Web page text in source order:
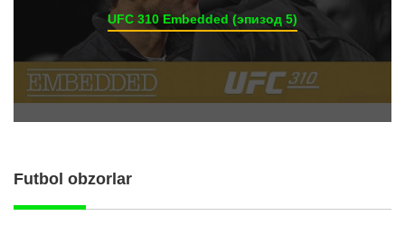
UFC 310 Embedded (эпизод 5)
Futbol obzorlar